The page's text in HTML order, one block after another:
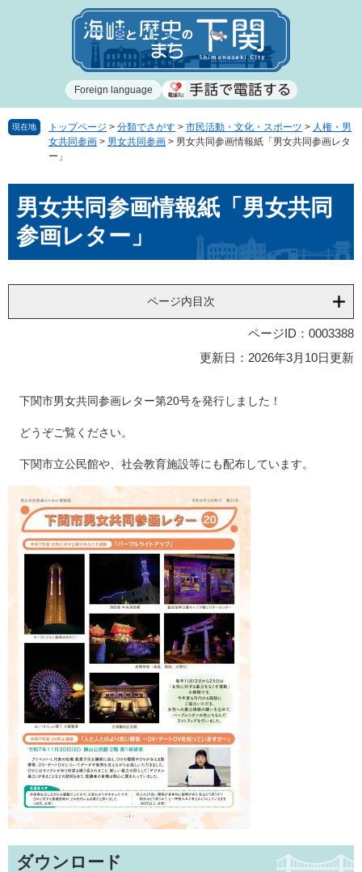
で
ば
Foreign language
現在地 トップページ > 分類でさがす > 市民活動・文化・スポーツ > 人権・男
女共同参画 > 男女共同参画 > 男女共同参画情報紙「男女共同参画レタ
ー」
文男女共同参画情報紙「男女共同
参画レター」
ページ内目次
ページID：0003388
更新日：2026年3月10日更新
下関市男女共同参画レター第20号を発行しました！
どうぞご覧ください。
下関市立公民館や、社会教育施設等にも配布しています。
ダウンロード